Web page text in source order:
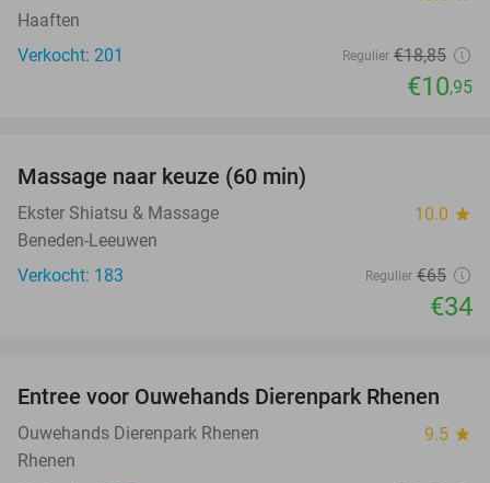
Haaften
Verkocht: 201
Regulier €18,85
€10,95
Massage naar keuze (60 min)
Ekster Shiatsu & Massage 10.0 star
Beneden-Leeuwen
Verkocht: 183
Regulier €65
€34
19%
Entree voor Ouwehands Dierenpark Rhenen
Ouwehands Dierenpark Rhenen 9.5 star
Rhenen